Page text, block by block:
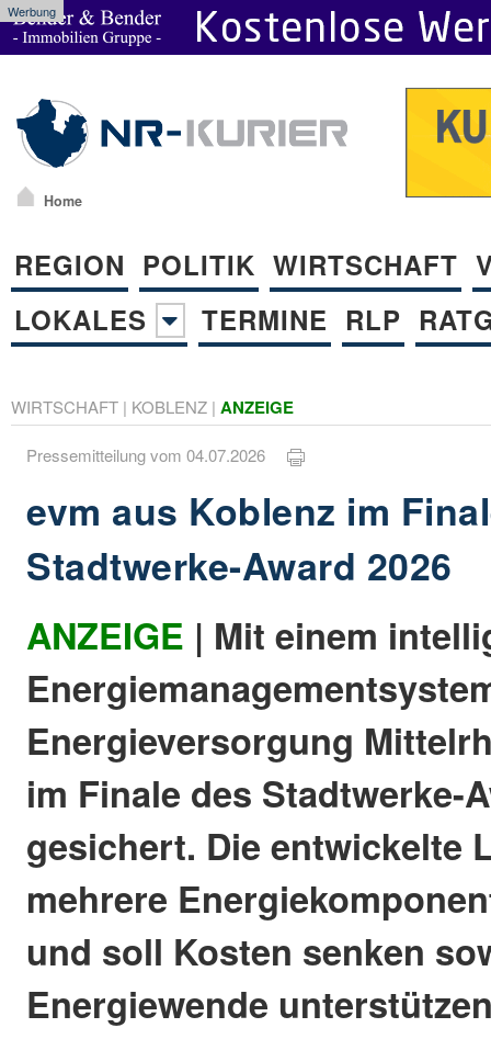
Werbung
Home
REGION POLITIK WIRTSCHAFT
LOKALES
TERMINE RLP
WIRTSCHAFT | KOBLENZ | ANZEIGE
Pressemitteilung vom 04.07.2026
evm aus Koblenz im
Stadtwerke-Award 2026
ANZEIGE | Mit einem
Energieversorgung
im Finale des Stadtwerke-
gesichert. Die entwickelte
mehrere
und soll Kosten senken
Energiewende